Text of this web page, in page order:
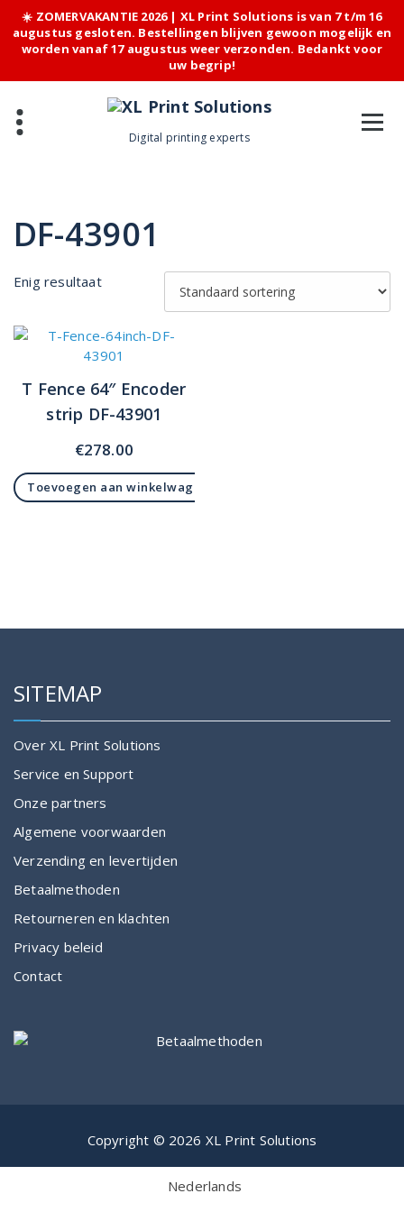
☀️ ZOMERVAKANTIE 2026 | XL Print Solutions is van 7 t/m 16
augustus gesloten. Bestellingen blijven gewoon mogelijk en
worden vanaf 17 augustus weer verzonden. Bedankt voor
uw begrip!
content
Digital printing experts
DF-43901
Enig resultaat
T Fence 64″ Encoder
strip DF-43901
€278.00
Toevoegen aan winkelwagen
SITEMAP
Over XL Print Solutions
Service en Support
Onze partners
Algemene voorwaarden
Verzending en levertijden
Betaalmethoden
Retourneren en klachten
Privacy beleid
Contact
Copyright © 2026 XL Print Solutions
Nederlands